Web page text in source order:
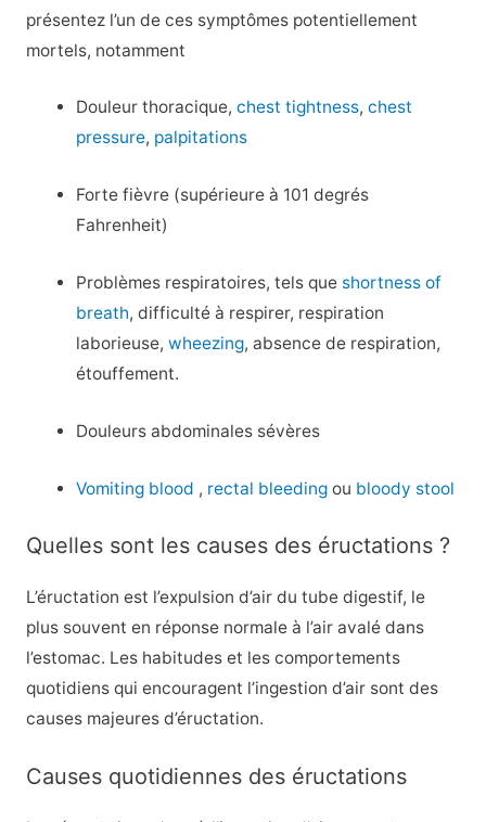
présentez l’un de ces symptômes potentiellement
mortels, notamment
Douleur thoracique,chest tightness,chest
pressure, palpitations
Forte fièvre (supérieure à 101 degrés
Fahrenheit)
Problèmes respiratoires, tels que shortness of
breath, difficulté à respirer, respiration
laborieuse,wheezing, absence de respiration,
étouffement.
Douleurs abdominales sévères
Vomiting blood , rectal bleeding ou bloody stool
Quelles sont les causes des éructations ?
L’éructation est l’expulsion d’air du tube digestif, le
plus souvent en réponse normale à l’air avalé dans
l’estomac. Les habitudes et les comportements
quotidiens qui encouragent l’ingestion d’air sont des
causes majeures d’éructation.
Causes quotidiennes des éructations